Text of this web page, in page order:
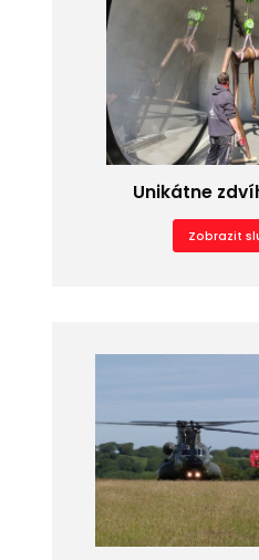
Unikátne
Zobrazit